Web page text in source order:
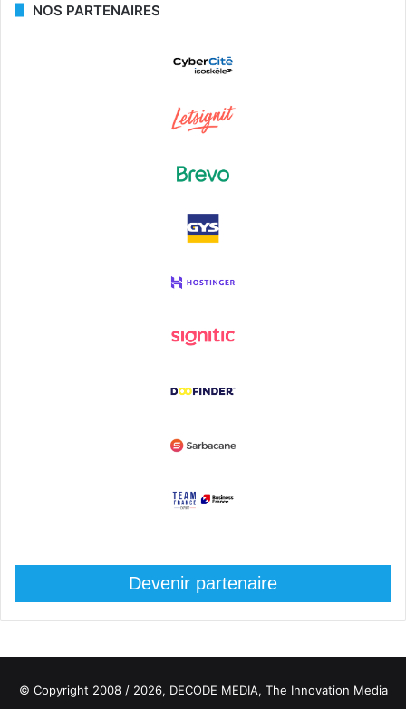
NOS PARTENAIRES
Devenir partenaire
© Copyright 2008 / 2026, DECODE MEDIA, The Innovation Media